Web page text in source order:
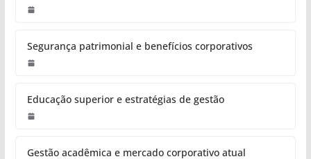
Segurança patrimonial e benefícios corporativos
Educação superior e estratégias de gestão
Gestão acadêmica e mercado corporativo atual